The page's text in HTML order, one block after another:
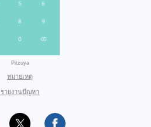
Pitzuya
หมายเหตุ
รายงานปัญหา